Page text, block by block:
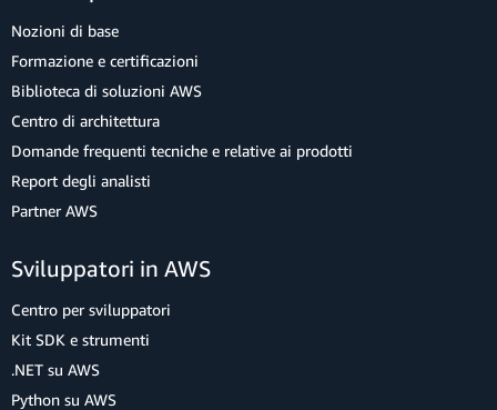
Nozioni di base
Formazione e certificazioni
Biblioteca di soluzioni AWS
Centro di architettura
Domande frequenti tecniche e relative ai prodotti
Report degli analisti
Partner AWS
Sviluppatori in AWS
Centro per sviluppatori
Kit SDK e strumenti
.NET su AWS
Python su AWS